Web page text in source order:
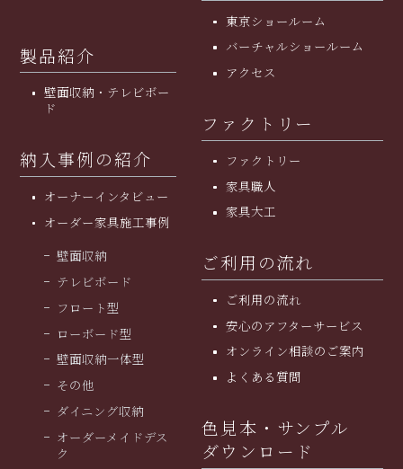
製品紹介
壁面収納・テレビボー
ド
納入事例の紹介
オーナーインタビュー
オーダー家具施工事例
壁面収納
テレビボード
フロート型
ローボード型
壁面収納一体型
その他
ダイニング収納
オーダーメイドデス
ク
東京ショールーム
バーチャルショールーム
アクセス
ファクトリー
ファクトリー
家具職人
家具大工
ご利用の流れ
ご利用の流れ
安⼼のアフターサービス
オンライン相談のご案内
よくある質問
色見本・サンプル
ダウンロード